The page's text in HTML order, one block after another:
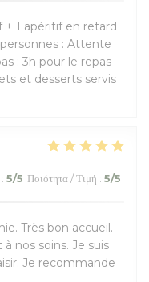
1 apéritif en retard
: Attente
: 3h pour le repas
et desserts servis
: 5/5 Ποιότητα / Τιμή : 5/5
Très bon accueil.
nos soins. Je suis
Je recommande